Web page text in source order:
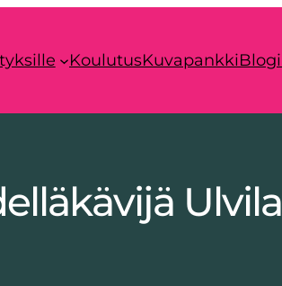
KoulutusKuvapankkiBlogi